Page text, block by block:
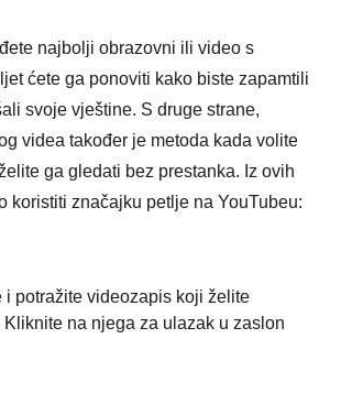
najbolji obrazovni ili video s
ćete ga ponoviti kako biste zapamtili
svoje vještine. S druge strane,
videa također je metoda kada volite
ga gledati bez prestanka. Iz ovih
koristiti značajku petlje na YouTubeu:
i potražite videozapis koji želite
na njega za ulazak u zaslon